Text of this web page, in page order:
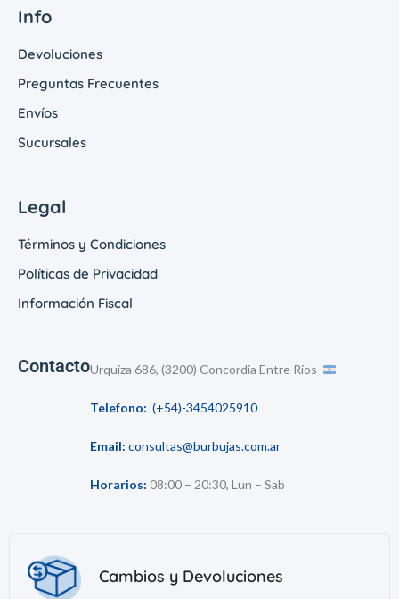
Info
Devoluciones
Preguntas Frecuentes
Envíos
Sucursales
Legal
Términos y Condiciones
Políticas de Privacidad
Información Fiscal
ContactoUrquiza 686, (3200) Concordia Entre Ríos
Telefono: (+54)-3454025910
Email: consultas@burbujas.com.ar
Horarios: 08:00 – 20:30, Lun – Sab
Cambios y Devoluciones